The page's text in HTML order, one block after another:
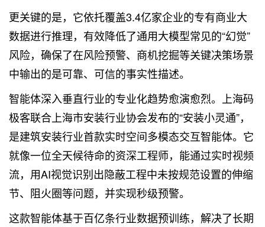
更关键的是，它依托覆盖3.4亿家企业的专有商业大
数据进行推理，有效降低了通用大模型常见的“幻觉”
风险，确保了在风险预警、商机挖掘等关键决策场景
中输出的是可靠、可信的事实性描述。
智能体深入垂直行业的专业化趋势愈演愈烈。上海码
极客联合上海市安装行业协会发布的“安装小灵通”，
是建筑安装行业首款实时空间多模态交互智能体。它
就像一位全天候待命的资深工程师，能通过实时视频
流，用AI视觉识别出隐蔽工程中未按规范设置的伸缩
节、阻火圈等问题，并实现秒级预警。
这款智能体基于百亿条行业数据预训练，解决了长期